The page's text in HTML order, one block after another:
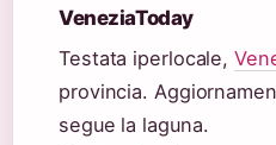
VeneziaToday
Testata iperlocale,
provincia.
segue la laguna.